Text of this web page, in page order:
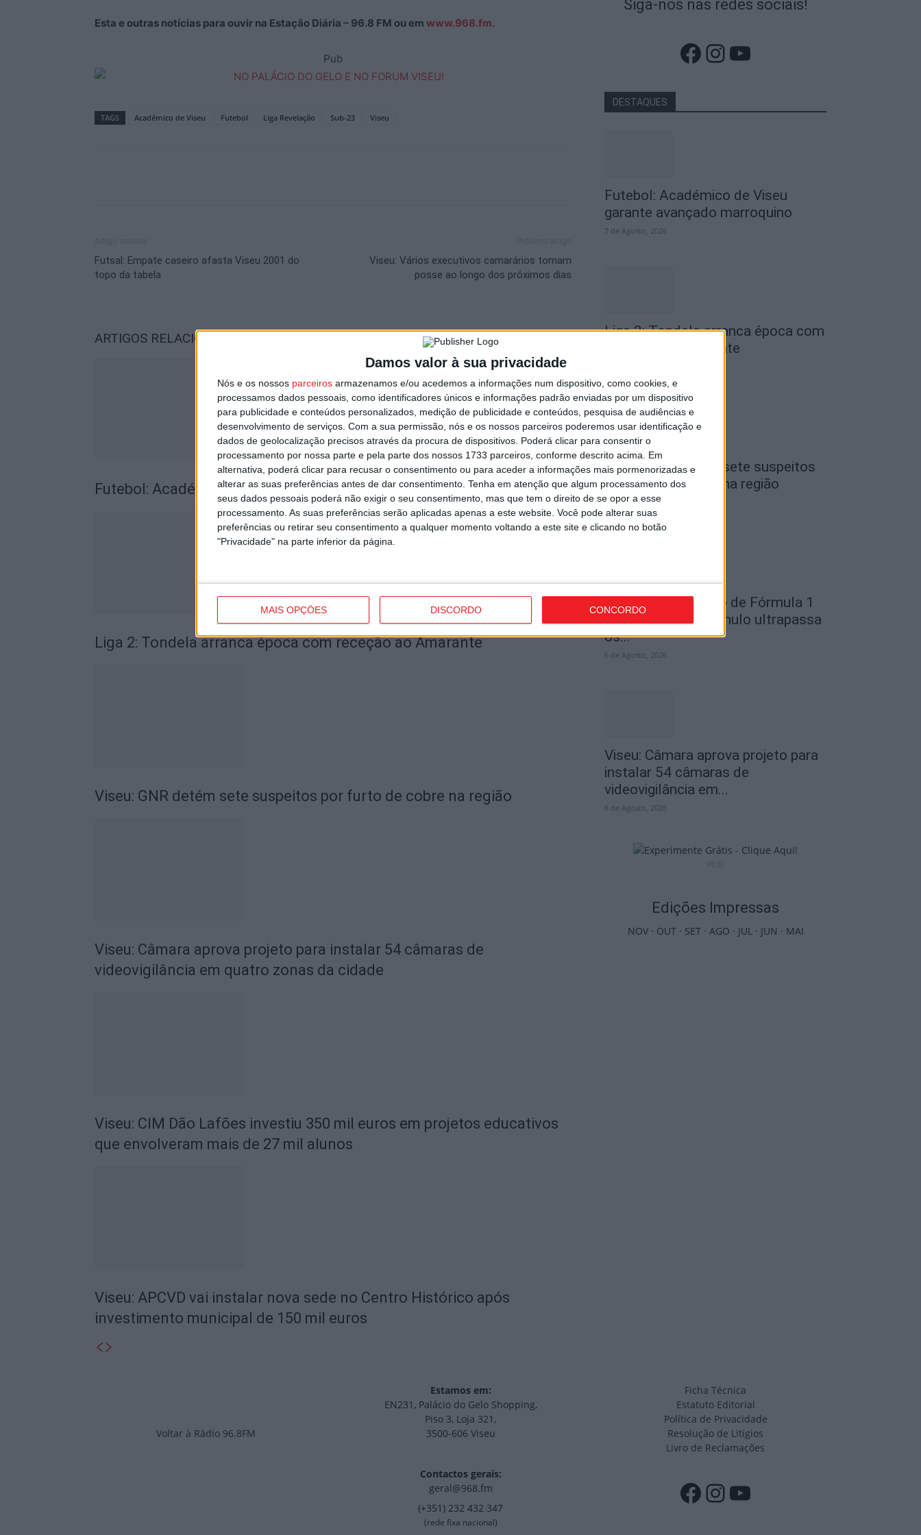
Damos valor à sua privacidade
Nós e os nossos parceiros armazenamos e/ou acedemos a informações num dispositivo, como cookies, e
processamos dados pessoais, como identificadores únicos e informações padrão enviadas por um dispositivo
para publicidade e conteúdos personalizados, medição de publicidade e conteúdos, pesquisa de audiências e
desenvolvimento de serviços. Com a sua permissão, nós e os nossos parceiros poderemos usar identificação e
dados de geolocalização precisos através da procura de dispositivos. Poderá clicar para consentir o
processamento por nossa parte e pela parte dos nossos 1733 parceiros, conforme descrito acima. Em
alternativa, poderá clicar para recusar o consentimento ou para aceder a informações mais pormenorizadas e
alterar as suas preferências antes de dar consentimento. Tenha em atenção que algum processamento dos
seus dados pessoais poderá não exigir o seu consentimento, mas que tem o direito de se opor a esse
processamento. As suas preferências serão aplicadas apenas a este website. Você pode alterar suas
preferências ou retirar seu consentimento a qualquer momento voltando a este site e clicando no botão
"Privacidade" na parte inferior da página.
MAIS OPÇÕES DISCORDO CONCORDO
Esta e outras notícias para ouvir na Estação Diária – 96.8 FM ou em www.968.fm.
Pub
TAGS Académico de Viseu Futebol Liga Revelação Sub-23 Viseu
Futsal: Empate caseiro afasta Viseu 2001 do
topo da tabela
Viseu: Vários executivos camarários tomam
posse ao longo dos próximos dias
ARTIGOS RELACIONADOS
Futebol: Académico de Viseu garante avançado marroquino
Liga 2: Tondela arranca época com receção ao Amarante
Viseu: GNR detém sete suspeitos por furto de cobre na região
Viseu: Câmara aprova projeto para instalar 54 câmaras de
videovigilância em quatro zonas da cidade
Viseu: CIM Dão Lafões investiu 350 mil euros em projetos educativos
que envolveram mais de 27 mil alunos
Viseu: APCVD vai instalar nova sede no Centro Histórico após
investimento municipal de 150 mil euros
Siga-nos nas redes sociais!
Facebook
Instagram
YouTube
DESTAQUES
Futebol: Académico de Viseu
garante avançado marroquino
7 de Agosto, 2026
Liga 2: Tondela arranca época com
receção ao Amarante
Viseu: GNR detém sete suspeitos
por furto de cobre na região
6 de Agosto, 2026
Tondela: Exposição de Fórmula 1
no Museu do Caramulo ultrapassa
os...
6 de Agosto, 2026
Viseu: Câmara aprova projeto para
instalar 54 câmaras de
videovigilância em...
6 de Agosto, 2026
Edições Impressas
NOV· OUT· SET· AGO · JUL· JUN · MAI
Voltar à Rádio 96.8FM
Estamos em:
EN231, Palácio do Gelo Shopping,
Piso 3, Loja 321,
3500-606 Viseu
Contactos gerais:
geral@968.fm
(+351) 232 432 347
(rede fixa nacional)
Ficha Técnica
Estatuto Editorial
Política de Privacidade
Resolução de Litígios
Livro de Reclamações
Facebook
Instagram
YouTube